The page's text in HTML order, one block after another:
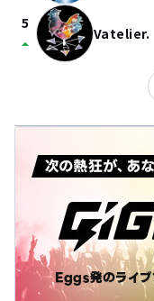
5
arrow_drop_up Vatelier.